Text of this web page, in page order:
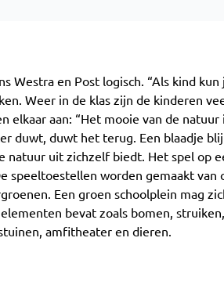
Westra en Post logisch. “Als kind
Weer in de klas zijn de kinderen
elkaar aan: “Het mooie van de
duwt, duwt het terug. Een blaadje
uit zichzelf biedt. Het spel op
worden gemaakt van
Een groen schoolplein mag
bevat zoals bomen,
amfitheater en dieren.